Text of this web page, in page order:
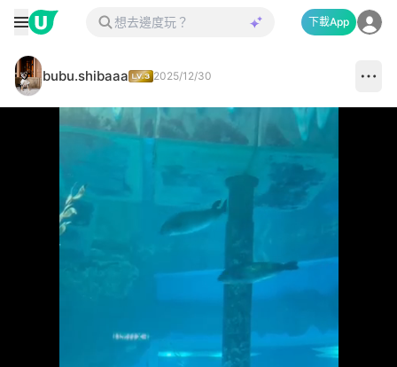
下載App
bubu.shibaaa 2025/12/30